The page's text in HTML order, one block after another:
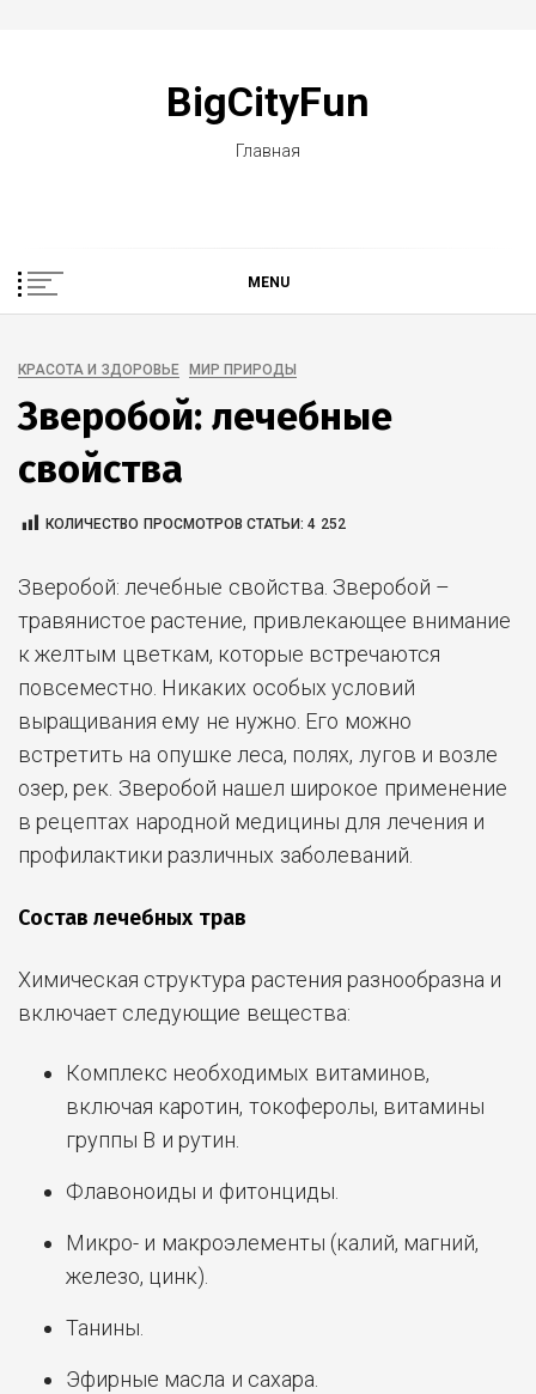
BigCityFun
Главная
MENU
КРАСОТА И ЗДОРОВЬЕ МИР ПРИРОДЫ
Зверобой: лечебные
свойства
КОЛИЧЕСТВО ПРОСМОТРОВ СТАТЬИ:4 252
Зверобой: лечебные свойства. Зверобой –
травянистое растение, привлекающее внимание
к желтым цветкам, которые встречаются
повсеместно. Никаких особых условий
выращивания ему не нужно. Его можно
встретить на опушке леса, полях, лугов и возле
озер, рек. Зверобой нашел широкое применение
в рецептах народной медицины для лечения и
профилактики различных заболеваний.
Состав лечебных трав
Химическая структура растения разнообразна и
включает следующие вещества:
Комплекс необходимых витаминов,
включая каротин, токоферолы, витамины
группы В и рутин.
Флавоноиды и фитонциды.
Микро- и макроэлементы (калий, магний,
железо, цинк).
Танины.
Эфирные масла и сахара.